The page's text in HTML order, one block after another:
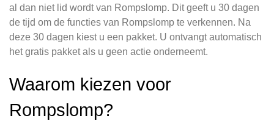
al dan niet lid wordt van Rompslomp. Dit geeft u 30 dagen
de tijd om de functies van Rompslomp te verkennen. Na
deze 30 dagen kiest u een pakket. U ontvangt automatisch
het gratis pakket als u geen actie onderneemt.
Waarom kiezen voor
Rompslomp?